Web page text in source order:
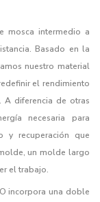
mosca intermedio a
Basado en la
nuestro material
el rendimiento
A diferencia de otras
necesaria para
y recuperación que
un molde largo
el trabajo.
incorpora una doble